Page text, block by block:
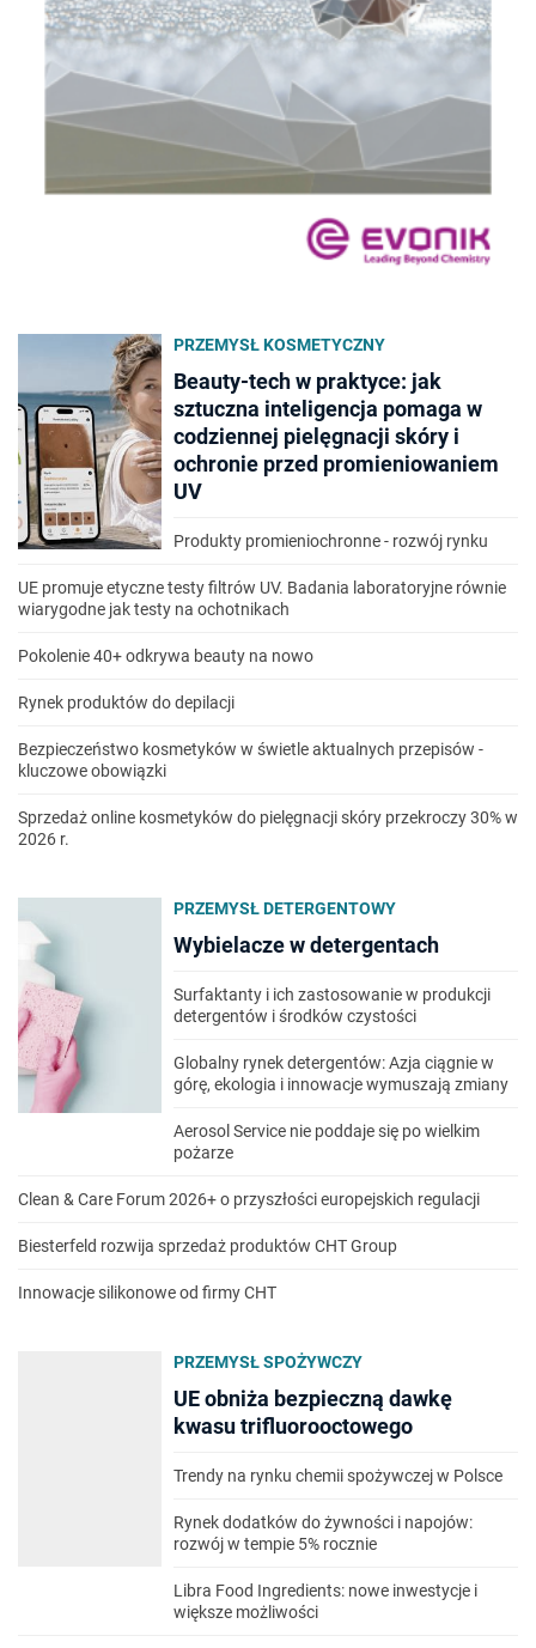
PRZEMYSŁ KOSMETYCZNY
Beauty-tech w praktyce: jak
sztuczna inteligencja pomaga w
codziennej pielęgnacji skóry i
ochronie przed promieniowaniem
UV
Produkty promieniochronne - rozwój rynku
UE promuje etyczne testy filtrów UV. Badania laboratoryjne równie
wiarygodne jak testy na ochotnikach
Pokolenie 40+ odkrywa beauty na nowo
Rynek produktów do depilacji
Bezpieczeństwo kosmetyków w świetle aktualnych przepisów -
kluczowe obowiązki
Sprzedaż online kosmetyków do pielęgnacji skóry przekroczy 30% w
2026 r.
PRZEMYSŁ DETERGENTOWY
Wybielacze w detergentach
Surfaktanty i ich zastosowanie w produkcji
detergentów i środków czystości
Globalny rynek detergentów: Azja ciągnie w
górę, ekologia i innowacje wymuszają zmiany
Aerosol Service nie poddaje się po wielkim
pożarze
Clean & Care Forum 2026+ o przyszłości europejskich regulacji
Biesterfeld rozwija sprzedaż produktów CHT Group
Innowacje silikonowe od firmy CHT
PRZEMYSŁ SPOŻYWCZY
UE obniża bezpieczną dawkę
kwasu trifluorooctowego
Trendy na rynku chemii spożywczej w Polsce
Rynek dodatków do żywności i napojów:
rozwój w tempie 5% rocznie
Libra Food Ingredients: nowe inwestycje i
większe możliwości